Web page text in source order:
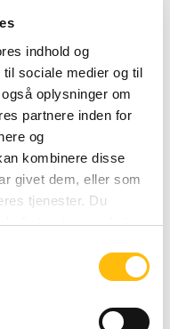
indhold og
sociale medier og til
oplysninger om
partnere inden for
og
kombinere disse
givet dem, eller som
tjenester. Du
fortsætter med at
08:00 - 03:00
08:00 - 03:00